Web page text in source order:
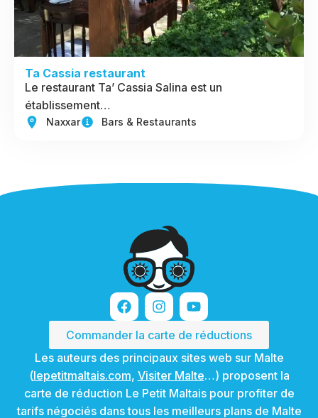
Ta Cassia restaurant
Le restaurant Ta’ Cassia Salina est un
établissement…
Naxxar Bars & Restaurants
Commander la carte de réductions
Les auteurs des principaux sites web sur Malte
(lepetitmaltais.com, Visiter Malte…) proposent la
carte de réduction Le Petit Maltais pour profiter de
tarifs négociés dans tous les meilleurs plans de Malte